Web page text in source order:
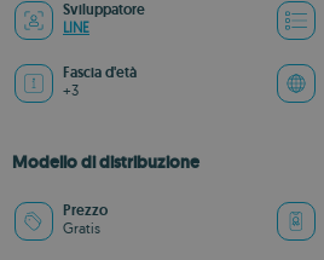
Sviluppatore
LINE
Fascia d'età
+3
Modello di distribuzione
Prezzo
Gratis